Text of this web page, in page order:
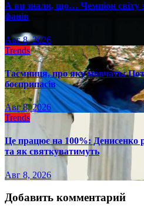
А ви знали, що… Чемпіон світу
фанів
Авг 8, 2026
Trends
Таємниця, про яку мовчать:
боєприпасів
Авг 8, 2026
Trends
Це працює на 100%: Денисенко
та як святкуватимуть
Авг 8, 2026
Добавить комментарий